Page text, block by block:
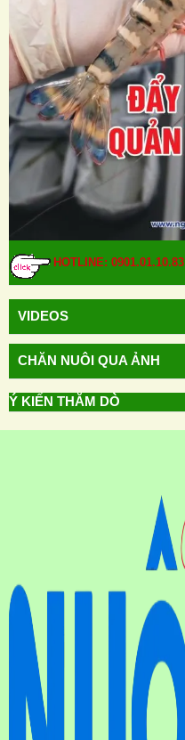
HOTLINE: 0901.01.10.83
VIDEOS
CHĂN NUÔI QUA ẢNH
Ý KIẾN THĂM DÒ